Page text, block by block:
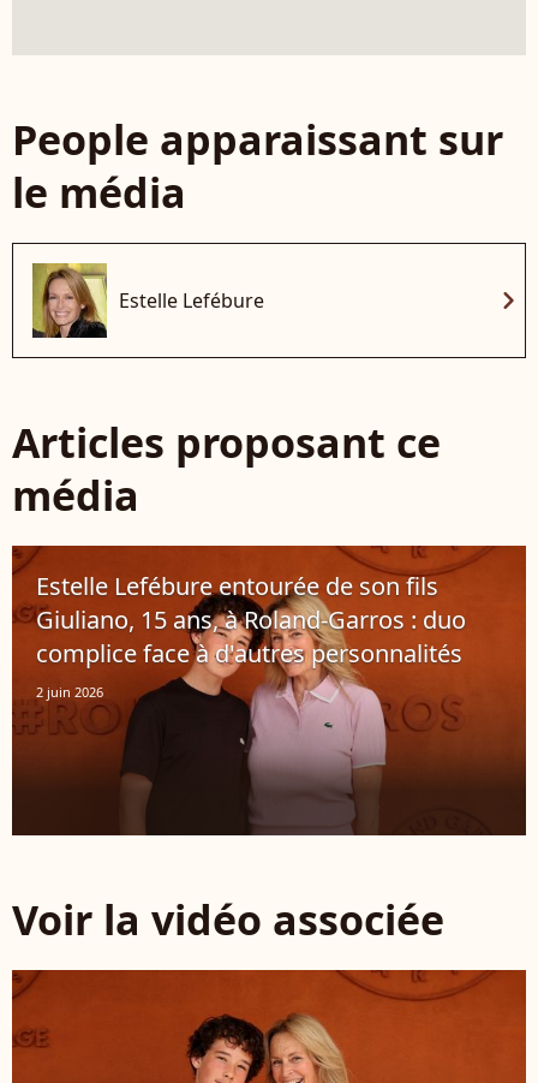
People apparaissant sur
le média
Estelle Lefébure chevron_right
Articles proposant ce
média
Estelle Lefébure entourée de son fils
Giuliano, 15 ans, à Roland-Garros : duo
complice face à d'autres personnalités
2 juin 2026
Voir la vidéo associée